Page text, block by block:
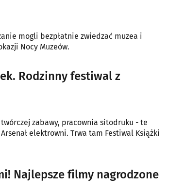
mogli bezpłatnie zwiedzać muzea i
Nocy Muzeów.
Rodzinny festiwal z
zabawy, pracownia sitodruku - te
elektrowni. Trwa tam Festiwal Książki
Najlepsze filmy nagrodzone